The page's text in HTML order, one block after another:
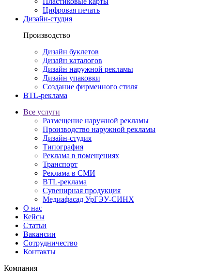
Цифровая печать
Дизайн-студия
Производство
Дизайн буклетов
Дизайн каталогов
Дизайн наружной рекламы
Дизайн упаковки
Создание фирменного стиля
BTL-реклама
Все услуги
Размещение наружной рекламы
Производство наружной рекламы
Дизайн-студия
Типография
Реклама в помещениях
Транспорт
Реклама в СМИ
BTL-реклама
Сувенирная продукция
Медиафасад УрГЭУ-СИНХ
О нас
Кейсы
Статьи
Вакансии
Сотрудничество
Контакты
Компания